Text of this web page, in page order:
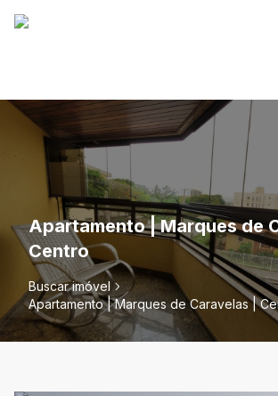
Apartamento | Marques de
Centro
Buscar imóvel
Apartamento | Marques de Caravelas |